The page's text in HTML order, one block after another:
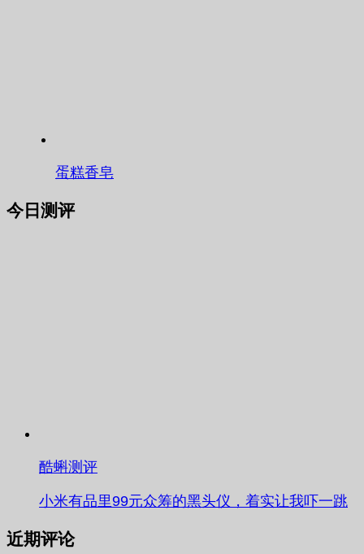
蛋糕香皂
今日测评
酷蝌测评
小米有品里99元众筹的黑头仪，着实让我吓一跳
近期评论